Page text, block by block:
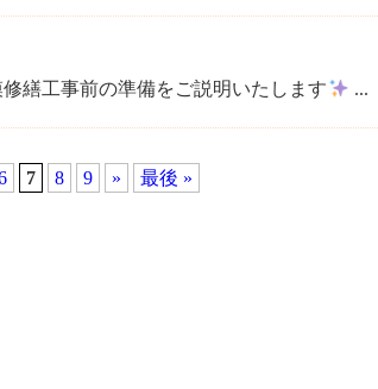
繕工事前の準備をご説明いたします
...
7 8 9 » 最後 »